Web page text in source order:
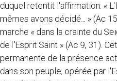
duquel retentit l'affirmation: «
mêmes avons décidé... » (Ac
marche « dans la crainte du
de l'Esprit Saint » (Ac 9, 31).
permanente de la présence
dans son peuple, opérée par